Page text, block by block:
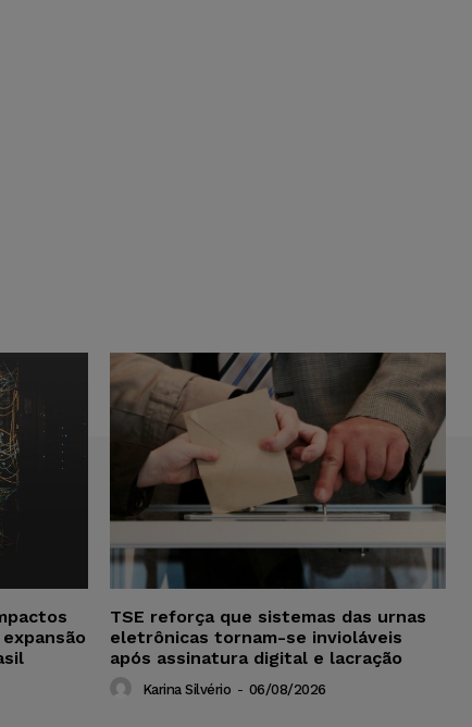
TSE reforça que sistemas das urnas
eletrônicas tornam-se invioláveis
após assinatura digital e lacração
Karina Silvério - 06/08/2026